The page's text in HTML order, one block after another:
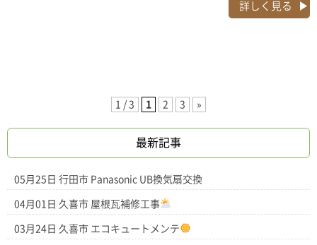
詳しく見る
1 / 3 1 2 3 »
最新記事
05月25日 行田市 Panasonic UB換気扇交換
04月01日 久喜市 屋根瓦補修工事
03月24日 久喜市 エコキュートメンテ